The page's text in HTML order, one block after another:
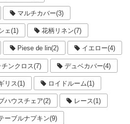
マルチカバー(3)
ェ(1) 花柄リネン(7)
Piese de lin(2) イエロー(4)
チンクロス(7) デュベカバー(4)
リス(1) ロイドルーム(1)
ハウスチェア(2) レース(1)
ーブルナプキン(9)